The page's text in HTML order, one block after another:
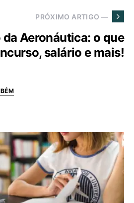
PRÓXIMO ARTIGO —
Aeronáutica: o que
salário e mais!